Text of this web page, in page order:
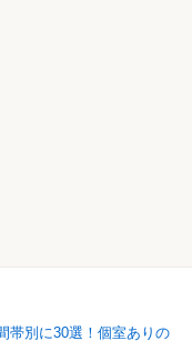
帯別に30選！個室ありの